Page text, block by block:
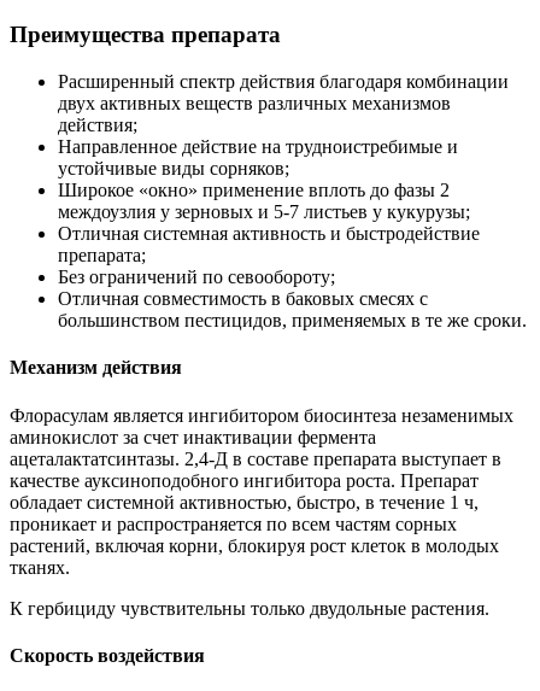
Преимущества препарата
Расширенный спектр действия благодаря комбинации
двух активных веществ различных механизмов
действия;
Направленное действие на трудноистребимые и
устойчивые виды сорняков;
Широкое «окно» применение вплоть до фазы 2
междоузлия у зерновых и 5-7 листьев у кукурузы;
Отличная системная активность и быстродействие
препарата;
Без ограничений по севообороту;
Отличная совместимость в баковых смесях с
большинством пестицидов, применяемых в те же сроки.
Механизм действия
Флорасулам является ингибитором биосинтеза незаменимых
аминокислот за счет инактивации фермента
ацеталактатсинтазы. 2,4-Д в составе препарата выступает в
качестве ауксиноподобного ингибитора роста. Препарат
обладает системной активностью, быстро, в течение 1 ч,
проникает и распространяется по всем частям сорных
растений, включая корни, блокируя рост клеток в молодых
тканях.
К гербициду чувствительны только двудольные растения.
Скорость воздействия